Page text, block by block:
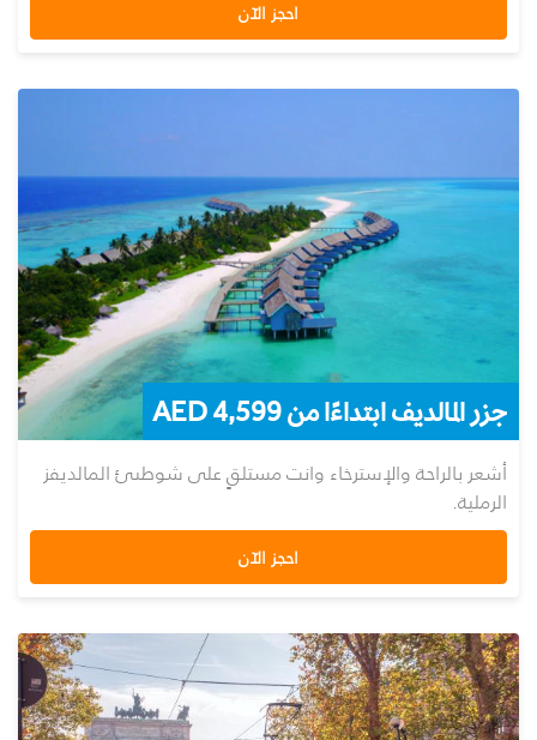
احجز الآن
جزر المالديف ابتداءًا من AED 4,599
أشعر بالراحة والإسترخاء وانت مستلقٍ على شوطىئ المالديفز
الرملية.
احجز الآن